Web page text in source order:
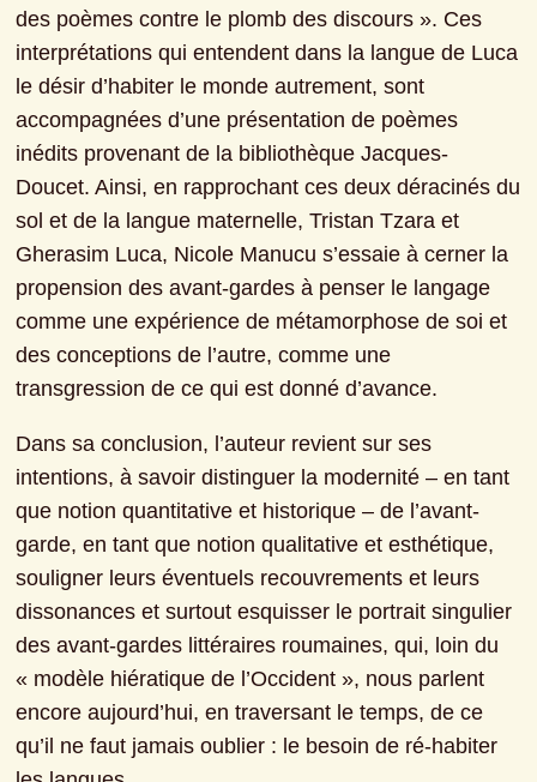
des poèmes contre le plomb des discours ». Ces
interprétations qui entendent dans la langue de Luca
le désir d’habiter le monde autrement, sont
accompagnées d’une présentation de poèmes
inédits provenant de la bibliothèque Jacques-
Doucet. Ainsi, en rapprochant ces deux déracinés du
sol et de la langue maternelle, Tristan Tzara et
Gherasim Luca, Nicole Manucu s’essaie à cerner la
propension des avant-gardes à penser le langage
comme une expérience de métamorphose de soi et
des conceptions de l’autre, comme une
transgression de ce qui est donné d’avance.
Dans sa conclusion, l’auteur revient sur ses
intentions, à savoir distinguer la modernité – en tant
que notion quantitative et historique – de l’avant-
garde, en tant que notion qualitative et esthétique,
souligner leurs éventuels recouvrements et leurs
dissonances et surtout esquisser le portrait singulier
des avant-gardes littéraires roumaines, qui, loin du
« modèle hiératique de l’Occident », nous parlent
encore aujourd’hui, en traversant le temps, de ce
qu’il ne faut jamais oublier : le besoin de ré-habiter